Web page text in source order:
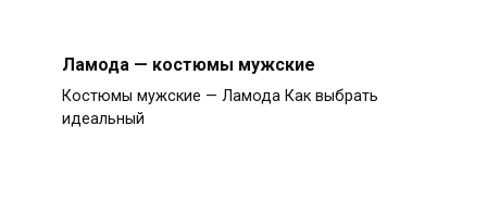
Ламода — костюмы мужские
Костюмы мужские — Ламода Как выбрать
идеальный